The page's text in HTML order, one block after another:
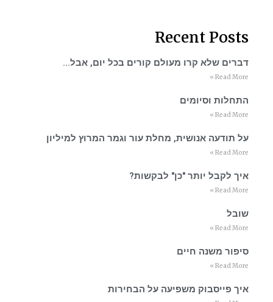
Recent Posts
דברים שלא קרו מעולם קורים בכל יום, אבל…
Read More »
התחלות וסיומים
Read More »
על תודעה אנושית, מחלת עור וגמר המרוץ למיליון
Read More »
איך לקבל יותר "כן" לבקשות?
Read More »
שובל
Read More »
סיפור משנה חיים
Read More »
איך פייסבוק משפיעה על הבחירות